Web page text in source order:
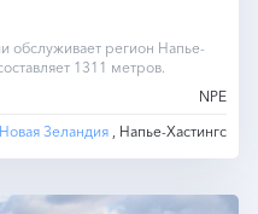
обслуживает регион Напье-
1311 метров.
NPE
Новая Зеландия , Напье-Хастингс